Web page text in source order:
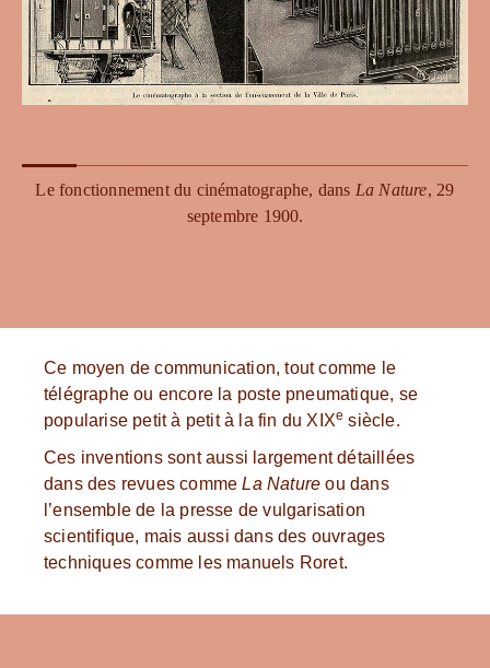
Le fonctionnement du cinématographe, dans La Nature, 29
septembre 1900.
Ce moyen de communication, tout comme le
télégraphe ou encore la poste pneumatique, se
popularise petit à petit à la fin du XIXe siècle.
Ces inventions sont aussi largement détaillées
dans des revues commeLa Nature ou dans
l’ensemble de la presse de vulgarisation
scientifique, mais aussi dans des ouvrages
techniques comme les manuels Roret.